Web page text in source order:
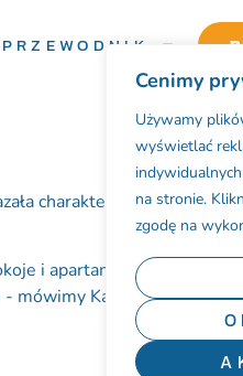
Cenimy
Używamy
wyświetlać
na stronie.
zgodę na
charakter i wróciła z